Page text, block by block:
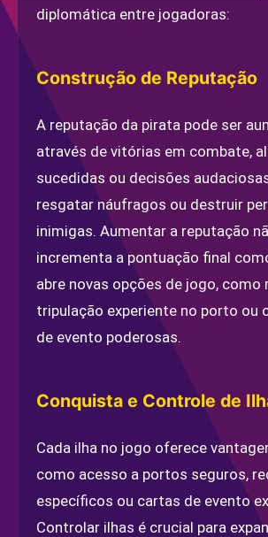
diplomática entre jogadoras:
Construção de Reputação
A reputação da pirata pode ser
através de vitórias em combate,
sucedidas ou decisões
resgatar náufragos ou destruir
inimigas. Aumentar a reputação
incrementa a pontuação final
abre novas opções de jogo, como
tripulação experiente no porto ou
de evento poderosas.
Conquista e Controle de
Cada ilha no jogo oferece
como acesso a portos seguros,
específicos ou cartas de evento
Controlar ilhas é crucial para